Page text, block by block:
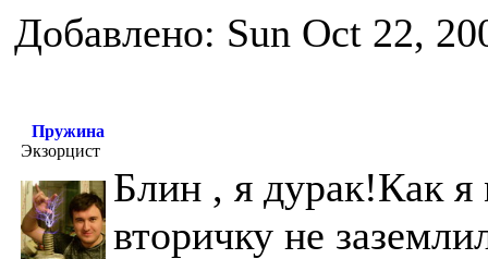
Добавлено: Sun Oct 22,
Пружина
Экзорцист
Блин , я дурак!Как я
вторичку не